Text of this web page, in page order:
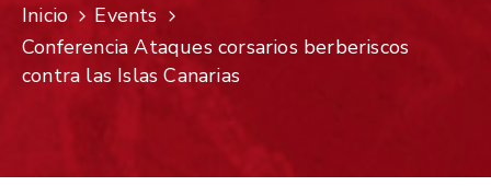
Inicio
Events
Conferencia Ataques corsarios berberiscos
contra las Islas Canarias